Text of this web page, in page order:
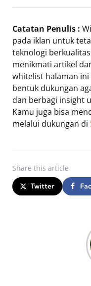
Catatan Penulis :
pada iklan untuk
teknologi
menikmati artikel
whitelist halaman ini
bentuk dukungan
dan berbagi insight
Kamu juga bisa
melalui dukungan di
Share this article
Twitter